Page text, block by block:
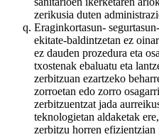
zerikusia duten
Eraginkortasun-
ekitate-baldintzetan ez
ez dauden prozedura eta
txostenak ebaluatu eta
zerbitzuan ezartzeko
zorroetan edo zorro
zerbitzuentzat jada
teknologietan aldaketak
zerbitzu horren efizientzian